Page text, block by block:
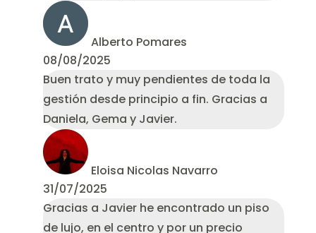
Alberto Pomares
08/08/2025
Buen trato y muy pendientes de toda la
gestión desde principio a fin. Gracias a
Daniela, Gema y Javier.
Eloisa Nicolas Navarro
31/07/2025
Gracias a Javier he encontrado un piso
de lujo, en el centro y por un precio